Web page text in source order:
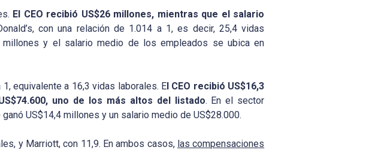
El CEO recibió US$26 millones, mientras que el salario
con una relación de 1.014 a 1, es decir, 25,4 vidas
y el salario medio de los empleados se ubica en
equivalente a 16,3 vidas laborales. El CEO recibió US$16,3
uno de los más altos del listado. En el sector
US$14,4 millones y un salario medio de US$28.000.
y Marriott, con 11,9. En ambos casos, las compensaciones